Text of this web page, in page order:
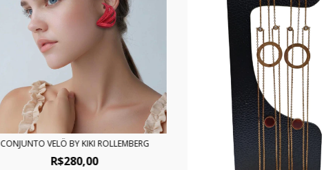
CONJUNTO VELÖ BY KIKI ROLLEMBERG
R$280,00